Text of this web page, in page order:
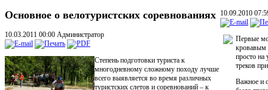
Основное о велотуристских соревнованиях
10.03.2011 00:00 Администратор
Степень подготовки туриста к
многодневному сложному походу лучше
всего выявляется во время различных
туристских слетов и соревнований – к
10.09.2010
Первые
кровавым
просто на
треков
Важное и